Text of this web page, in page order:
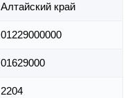
Алтайский край
01229000000
01629000
2204